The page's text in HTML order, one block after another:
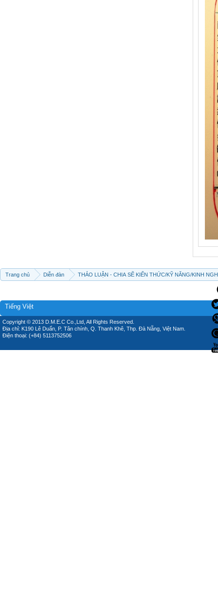
Trang chủ Diễn đàn THẢO LUẬN - CHIA SẼ KIẾN THỨC/KỸ NĂNG/KINH
Tiếng Việt
Copyright © 2013 D.M.E.C Co.,Ltd, All Rights Reserved.
Địa chỉ: K190 Lê Duẩn, P. Tân chính, Q. Thanh Khê, Thp. Đà Nẵng, Việt Nam.
Điện thoại: (+84) 5113752506